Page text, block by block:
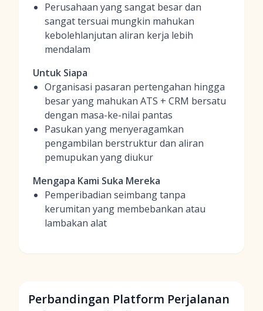
Perusahaan yang sangat besar dan
sangat tersuai mungkin mahukan
kebolehlanjutan aliran kerja lebih
mendalam
Untuk Siapa
Organisasi pasaran pertengahan hingga
besar yang mahukan ATS + CRM bersatu
dengan masa-ke-nilai pantas
Pasukan yang menyeragamkan
pengambilan berstruktur dan aliran
pemupukan yang diukur
Mengapa Kami Suka Mereka
Pemperibadian seimbang tanpa
kerumitan yang membebankan atau
lambakan alat
Perbandingan Platform Perjalanan